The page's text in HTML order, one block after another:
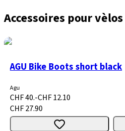
Accessoires pour
AGU Bike Boots short black
Agu
CHF 40.-CHF 12.10
CHF 27.90